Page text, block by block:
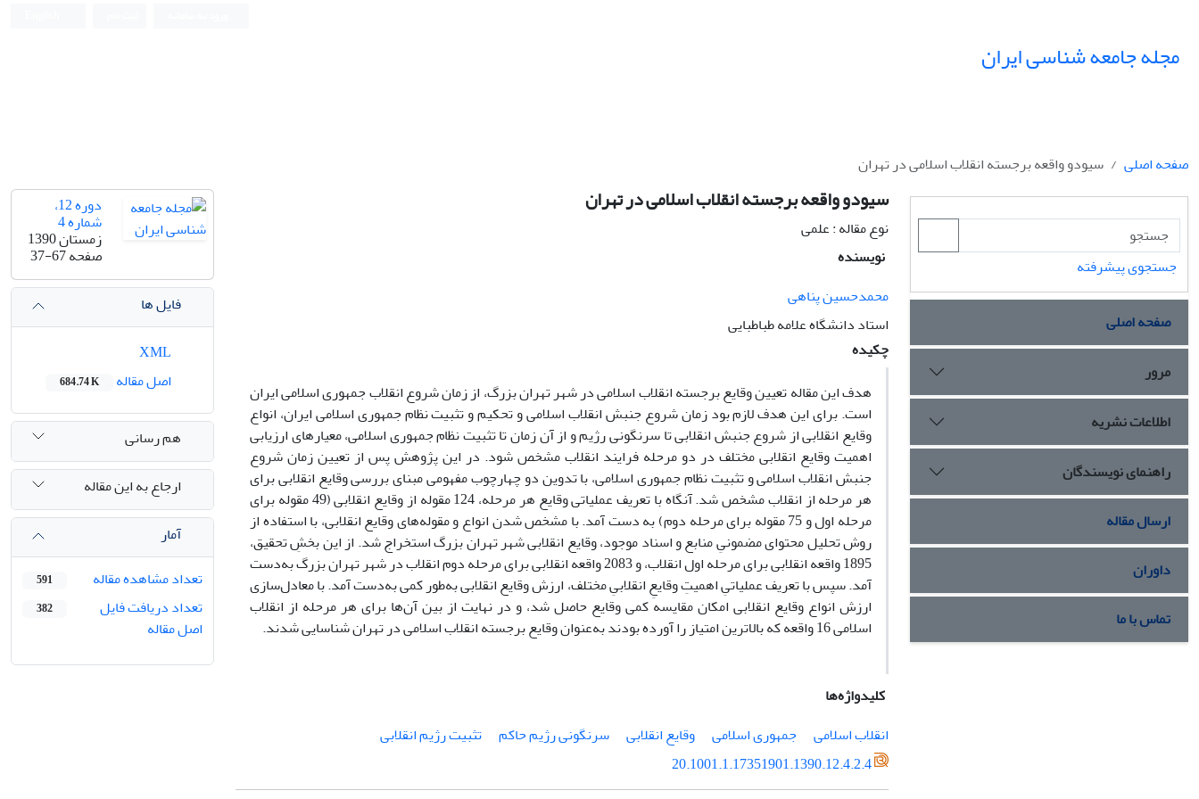
مجله جامعه شناسی ایران
صفحه اصلی سىودو واقعه برجسته انقلاب اسلامى در تهران
سىودو واقعه برجسته انقلاب اسلامى در تهران
نوع مقاله : علمی
نویسنده
محمدحسین پناهى
استاد دانشگاه علامه طباطبایى
چکیده
هدف این مقاله تعیین وقایع برجسته انقلاب اسلامى در شهر تهران بزرگ، از زمان شروع انقلاب جمهورى اسلامى ایران
است. براى این هدف لازم بود زمان شروع جنبش انقلاب اسلامى و تحکیم و تثبیت نظام جمهورى اسلامى ایران، انواع
وقایع انقلابى از شروع جنبش انقلابى تا سرنگونى رژیم و از آن زمان تا تثبیت نظام جمهورى اسلامى، معیارهاى ارزیابى
اهمیت وقایع انقلابى مختلف در دو مرحله فرایند انقلاب مشخص شود. در این پژوهش پس از تعیین زمان شروع
جنبش انقلاب اسلامى و تثبیت نظام جمهورى اسلامى، با تدوین دو چهارچوب مفهومى مبناى بررسى وقایع انقلابى براى
هر مرحله از انقلاب مشخص شد. آنگاه با تعریف عملیاتى وقایع هر مرحله، 124 مقوله از وقایع انقلابى (49 مقوله براى
مرحله اول و 75 مقوله براى مرحله دوم) به دست آمد. با مشخص شدن انواع و مقوله‌هاى وقایع انقلابى، با استفاده از
روش تحلیل محتواى مضمونىِ منابع و اسناد موجود، وقایع انقلابى شهر تهران بزرگ استخراج شد. از این بخشِ تحقیق،
1895 واقعه انقلابى براى مرحله اول انقلاب، و 2083 واقعه انقلابى براى مرحله دوم انقلاب در شهر تهران بزرگ به‌دست
آمد. سپس با تعریف عملیاتىِ اهمیتِ وقایعِ انقلابىِ مختلف، ارزش وقایع انقلابى به‌طور کمى به‌دست آمد. با معادل‌سازى
ارزش انواع وقایع انقلابى امکان مقایسه کمى وقایع حاصل شد، و در نهایت از بین آن‌ها براى هر مرحله از انقلاب
اسلامى 16 واقعه که بالاترین امتیاز را آورده بودند به‌عنوان وقایع برجسته انقلاب اسلامى در تهران شناسایى شدند.
کلیدواژه‌ها
انقلاب اسلامى
جمهورى اسلامى وقایع انقلابى سرنگونى رژیم حاکم
تثبیت رژیم انقلابى
20.1001.1.17351901.1390.12.4.2.4
دوره 12،
شماره 4
زمستان 1390
صفحه37-67
فایل ها
اصل مقاله
684.74 K
هم رسانی
ارجاع به این مقاله
آمار
تعداد مشاهده مقاله
591
تعداد دریافت فایل
اصل مقاله
382
جستجوی پیشرفته
صفحه اصلی
مرور
اطلاعات نشریه
راهنمای نویسندگان
ارسال مقاله
داوران
تماس با ما